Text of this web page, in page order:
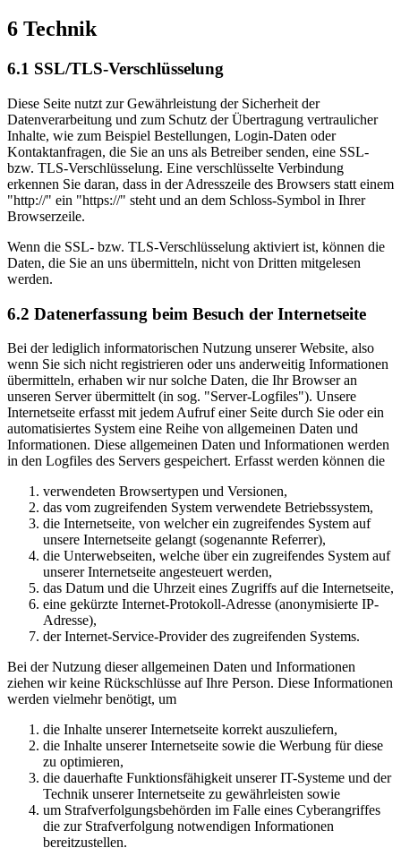
6 Technik
6.1 SSL/TLS-Verschlüsselung
Diese Seite nutzt zur Gewährleistung der Sicherheit der
Datenverarbeitung und zum Schutz der Übertragung vertraulicher
Inhalte, wie zum Beispiel Bestellungen, Login-Daten oder
Kontaktanfragen, die Sie an uns als Betreiber senden, eine SSL-
bzw. TLS-Verschlüsselung. Eine verschlüsselte Verbindung
erkennen Sie daran, dass in der Adresszeile des Browsers statt einem
"http://" ein "https://" steht und an dem Schloss-Symbol in Ihrer
Browserzeile.
Wenn die SSL- bzw. TLS-Verschlüsselung aktiviert ist, können die
Daten, die Sie an uns übermitteln, nicht von Dritten mitgelesen
werden.
6.2 Datenerfassung beim Besuch der Internetseite
Bei der lediglich informatorischen Nutzung unserer Website, also
wenn Sie sich nicht registrieren oder uns anderweitig Informationen
übermitteln, erhaben wir nur solche Daten, die Ihr Browser an
unseren Server übermittelt (in sog. "Server-Logfiles"). Unsere
Internetseite erfasst mit jedem Aufruf einer Seite durch Sie oder ein
automatisiertes System eine Reihe von allgemeinen Daten und
Informationen. Diese allgemeinen Daten und Informationen werden
in den Logfiles des Servers gespeichert. Erfasst werden können die
verwendeten Browsertypen und Versionen,
das vom zugreifenden System verwendete Betriebssystem,
die Internetseite, von welcher ein zugreifendes System auf
unsere Internetseite gelangt (sogenannte Referrer),
die Unterwebseiten, welche über ein zugreifendes System auf
unserer Internetseite angesteuert werden,
das Datum und die Uhrzeit eines Zugriffs auf die Internetseite,
eine gekürzte Internet-Protokoll-Adresse (anonymisierte IP-
Adresse),
der Internet-Service-Provider des zugreifenden Systems.
Bei der Nutzung dieser allgemeinen Daten und Informationen
ziehen wir keine Rückschlüsse auf Ihre Person. Diese Informationen
werden vielmehr benötigt, um
die Inhalte unserer Internetseite korrekt auszuliefern,
die Inhalte unserer Internetseite sowie die Werbung für diese
zu optimieren,
die dauerhafte Funktionsfähigkeit unserer IT-Systeme und der
Technik unserer Internetseite zu gewährleisten sowie
um Strafverfolgungsbehörden im Falle eines Cyberangriffes
die zur Strafverfolgung notwendigen Informationen
bereitzustellen.